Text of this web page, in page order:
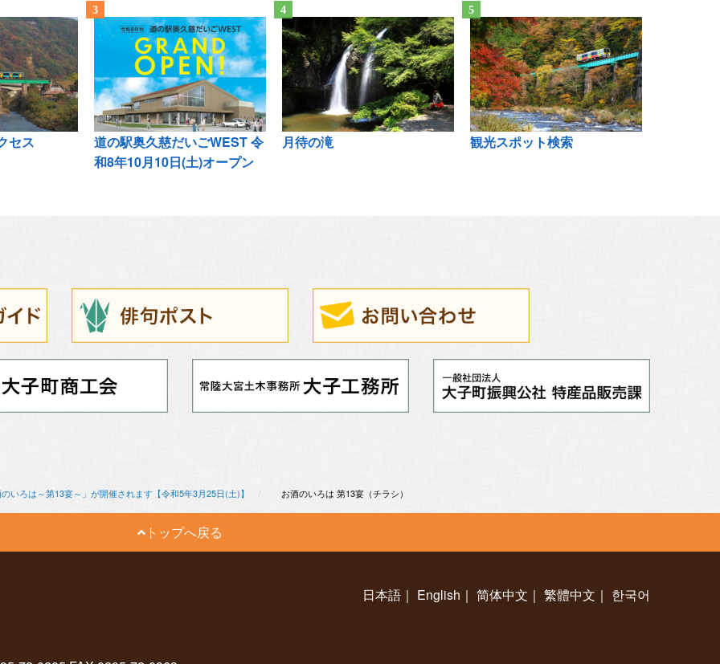
セス
道の駅奥久慈だいごWEST 令
和8年10月10日(土)オープン
月待の滝 観光スポット検索
いろは～第13宴～」が開催されます【令和5年3月25日(土)】 お酒のいろは 第13宴（チラシ）
トップへ戻る
日本語 ｜ English ｜ 简体中文 ｜ 繁體中文 ｜ 한국어